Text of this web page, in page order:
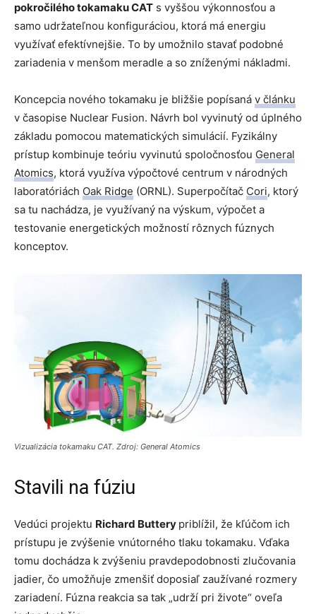
pokročilého tokamaku CAT s vyššou výkonnosťou a
samo udržateľnou konfiguráciou, ktorá má energiu
využívať efektívnejšie. To by umožnilo stavať podobné
zariadenia v menšom meradle a so zníženými nákladmi.
Koncepcia nového tokamaku je bližšie popísaná v článku
v časopise Nuclear Fusion. Návrh bol vyvinutý od úplného
základu pomocou matematických simulácií. Fyzikálny
prístup kombinuje teóriu vyvinutú spoločnosťou General
Atomics, ktorá využíva výpočtové centrum v národných
laboratóriách Oak Ridge (ORNL). Superpočítač Cori, ktorý
sa tu nachádza, je využívaný na výskum, výpočet a
testovanie energetických možností rôznych fúznych
konceptov.
Vizualizácia tokamaku CAT. Zdroj: General Atomics
Stavili na fúziu
Vedúci projektu Richard Buttery priblížil, že kľúčom ich
prístupu je zvýšenie vnútorného tlaku tokamaku. Vďaka
tomu dochádza k zvýšeniu pravdepodobnosti zlučovania
jadier, čo umožňuje zmenšiť doposiaľ zaužívané rozmery
zariadení. Fúzna reakcia sa tak „udrží pri živote“ oveľa